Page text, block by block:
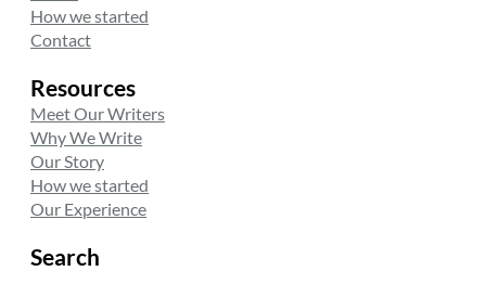
How we started
Contact
Resources
Meet Our Writers
Why We Write
Our Story
How we started
Our Experience
Search